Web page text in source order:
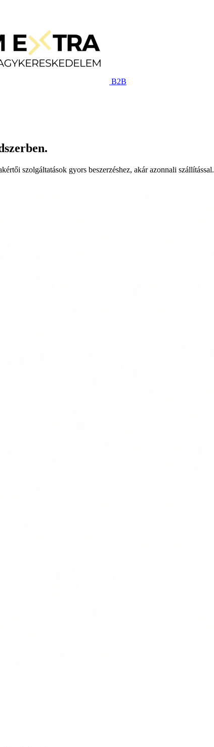
B2B
szolgáltatások gyors beszerzéshez, akár azonnali szállítással.